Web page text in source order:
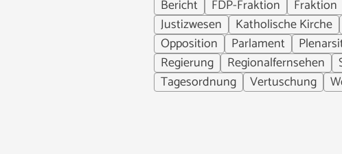
Bericht
FDP-Fraktion Fraktion
Justizwesen
Katholische Kirche
Opposition
Parlament
Regierung
Regionalfernsehen
Tagesordnung
Vertuschung